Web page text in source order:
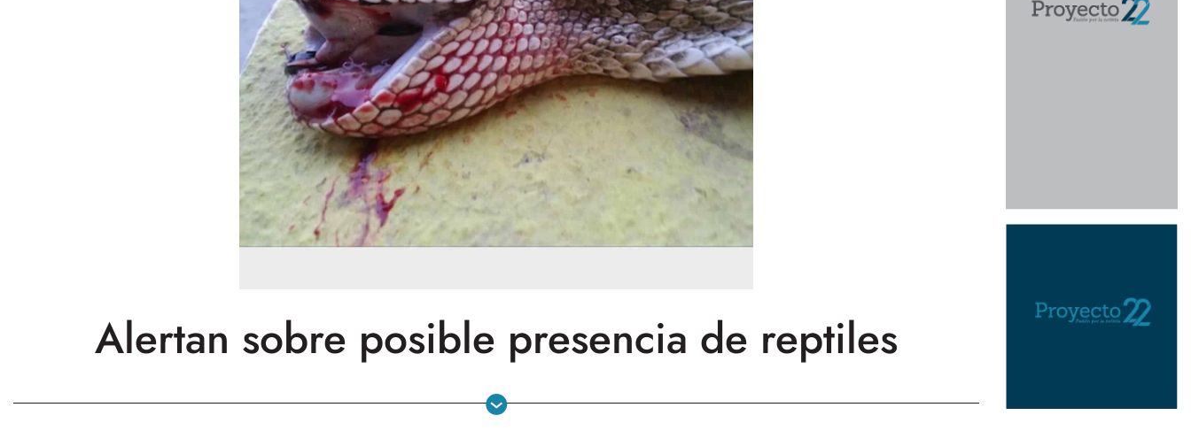
Alertan sobre posible presencia de reptiles